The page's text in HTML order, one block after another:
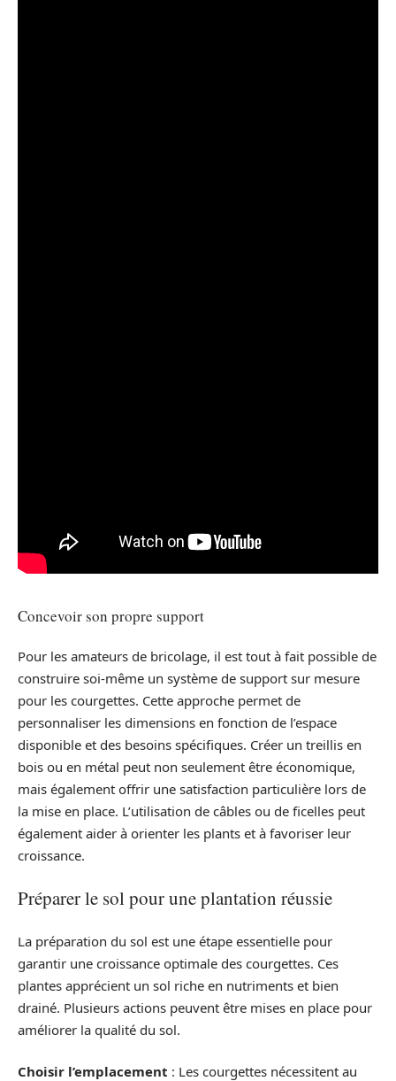
Concevoir son propre support
Pour les amateurs de bricolage, il est tout à fait possible de
construire soi-même un système de support sur mesure
pour les courgettes. Cette approche permet de
personnaliser les dimensions en fonction de l’espace
disponible et des besoins spécifiques. Créer un treillis en
bois ou en métal peut non seulement être économique,
mais également offrir une satisfaction particulière lors de
la mise en place. L’utilisation de câbles ou de ficelles peut
également aider à orienter les plants et à favoriser leur
croissance.
Préparer le sol pour une plantation réussie
La préparation du sol est une étape essentielle pour
garantir une croissance optimale des courgettes. Ces
plantes apprécient un sol riche en nutriments et bien
drainé. Plusieurs actions peuvent être mises en place pour
améliorer la qualité du sol.
Choisir l’emplacement : Les courgettes nécessitent au